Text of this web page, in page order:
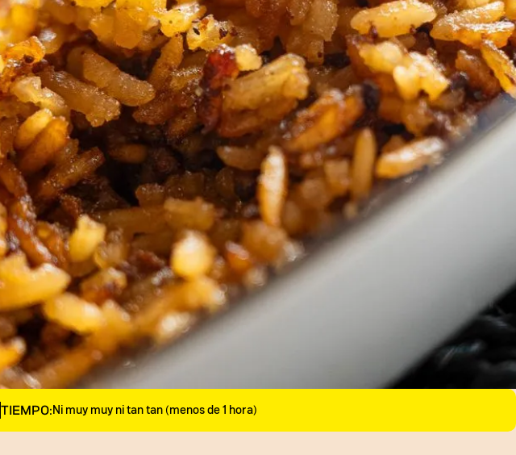
TIEMPO: Ni muy muy ni tan tan (menos de 1 hora)